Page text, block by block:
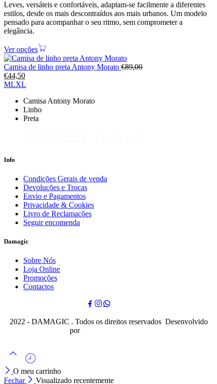
Leves, versáteis e confortáveis, adaptam-se facilmente a diferentes
estilos, desde os mais descontraídos aos mais urbanos. Um modelo
pensado para acompanhar o seu ritmo, sem comprometer a
elegância.
Ver opções
Camisa de linho preta Antony Morato €89,00
€44,50
MLXL
Camisa Antony Morato
Linho
Preta
Info
Condições Gerais de venda
Devoluções e Trocas
Envio e Pagamentos
Privacidade & Cookies
Livro de Reclamações
Seguir encomenda
Damagic
Sobre Nós
Loja Online
Promoções
Contactos
2022 - DAMAGIC . Todos os direitos reservados Desenvolvido
por
O meu carrinho
Fechar
Visualizado recentemente